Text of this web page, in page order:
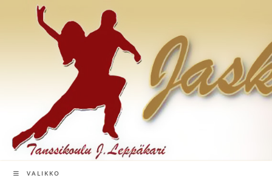
VALIKKO